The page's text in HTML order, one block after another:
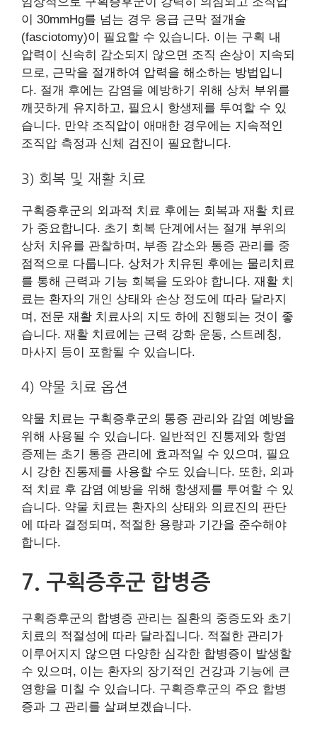
이 30mmHg를 넘는 경우 응급 근막 절개술
(fasciotomy)이 필요할 수 있습니다. 이는 구획 내
압력이 신속히 감소되지 않으면 조직 손상이 지속되
므로, 근막을 절개하여 압력을 해소하는 방법입니
다. 절개 후에는 감염을 예방하기 위해 상처 부위를
깨끗하게 유지하고, 필요시 항생제를 투여할 수 있
습니다. 만약 조직압이 애매한 경우에는 지속적인
조직압 측정과 신체 검진이 필요합니다.
3) 회복 및 재활 치료
구획증후군의 외과적 치료 후에는 회복과 재활 치료
가 중요합니다. 초기 회복 단계에서는 절개 부위의
상처 치유를 관찰하며, 부종 감소와 통증 관리를 중
점적으로 다룹니다. 상처가 치유된 후에는 물리치료
를 통해 근력과 기능 회복을 도와야 합니다. 재활 치
료는 환자의 개인 상태와 손상 정도에 따라 달라지
며, 전문 재활 치료사의 지도 하에 진행되는 것이 좋
습니다. 재활 치료에는 근력 강화 운동, 스트레칭,
마사지 등이 포함될 수 있습니다.
4) 약물 치료 옵션
약물 치료는 구획증후군의 통증 관리와 감염 예방을
위해 사용될 수 있습니다. 일반적인 진통제와 항염
증제는 초기 통증 관리에 효과적일 수 있으며, 필요
시 강한 진통제를 사용할 수도 있습니다. 또한, 외과
적 치료 후 감염 예방을 위해 항생제를 투여할 수 있
습니다. 약물 치료는 환자의 상태와 의료진의 판단
에 따라 결정되며, 적절한 용량과 기간을 준수해야
합니다.
7. 구획증후군 합병증
구획증후군의 합병증 관리는 질환의 중증도와 초기
치료의 적절성에 따라 달라집니다. 적절한 관리가
이루어지지 않으면 다양한 심각한 합병증이 발생할
수 있으며, 이는 환자의 장기적인 건강과 기능에 큰
영향을 미칠 수 있습니다. 구획증후군의 주요 합병
증과 그 관리를 살펴보겠습니다.